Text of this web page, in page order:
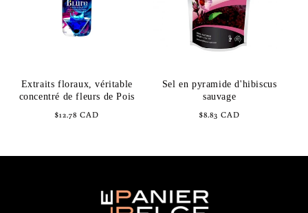
Extraits floraux, véritable
concentré de fleurs de Pois
Prix
$12.78 CAD
Sel en pyramide d'hibiscus
sauvage
Prix
$8.83 CAD